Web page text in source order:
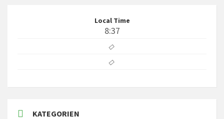
Local Time
8:37
KATEGORIEN